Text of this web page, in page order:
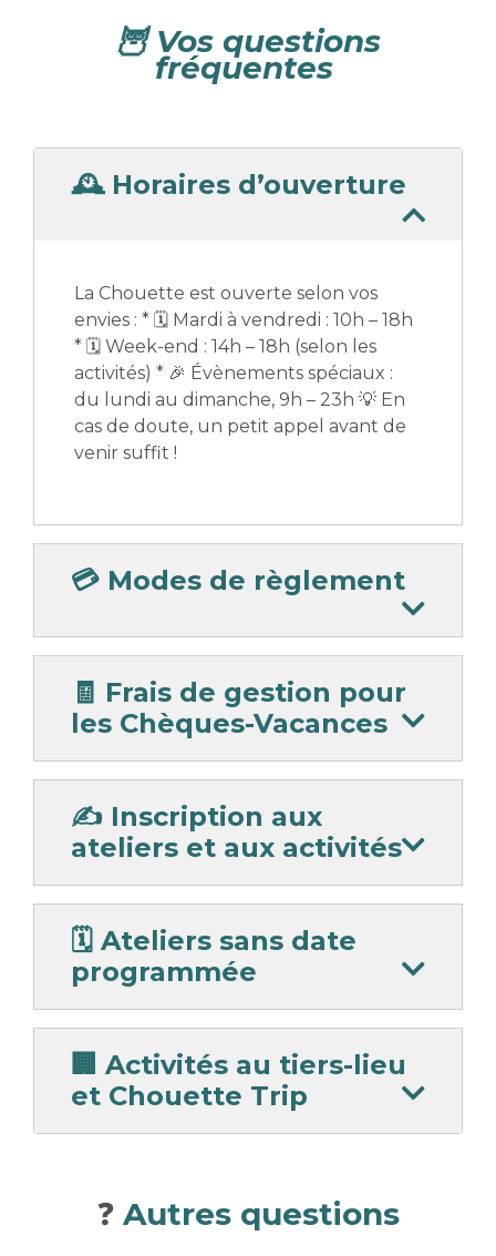
🦉Vos questions
fréquentes
🕰 Horaires d’ouverture
La Chouette est ouverte selon vos
envies : * 🗓️ Mardi à vendredi : 10h – 18h
* 🗓️ Week-end : 14h – 18h (selon les
activités) * 🎉 Évènements spéciaux :
du lundi au dimanche, 9h – 23h 💡 En
cas de doute, un petit appel avant de
venir suffit !
💳 Modes de règlement
🧾 Frais de gestion pour
les Chèques-Vacances
✍️ Inscription aux
ateliers et aux activités
🗓 Ateliers sans date
programmée
🏢 Activités au tiers-lieu
et Chouette Trip
❓ Autres questions